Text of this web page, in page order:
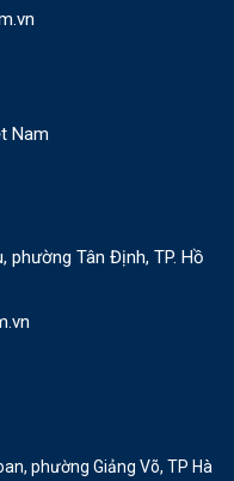
Nam
phường Tân Định, TP. Hồ
phường Giảng Võ, TP Hà